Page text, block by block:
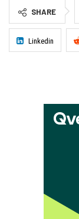
SHARE
Linkedin